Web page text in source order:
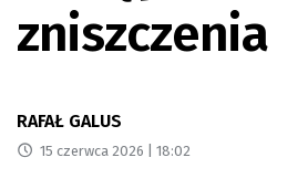
zniszczenia
RAFAŁ GALUS
15 czerwca 2026 | 18:02